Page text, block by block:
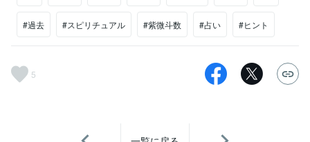
#過去 #スピリチュアル #紫微斗数 #占い #ヒント
5